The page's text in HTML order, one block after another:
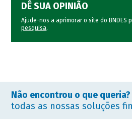
DÊ SUA OPINIÃO
Ajude-nos a aprimorar o site do BNDES
pesquisa.
Não encontrou o que queria?
todas as nossas soluções